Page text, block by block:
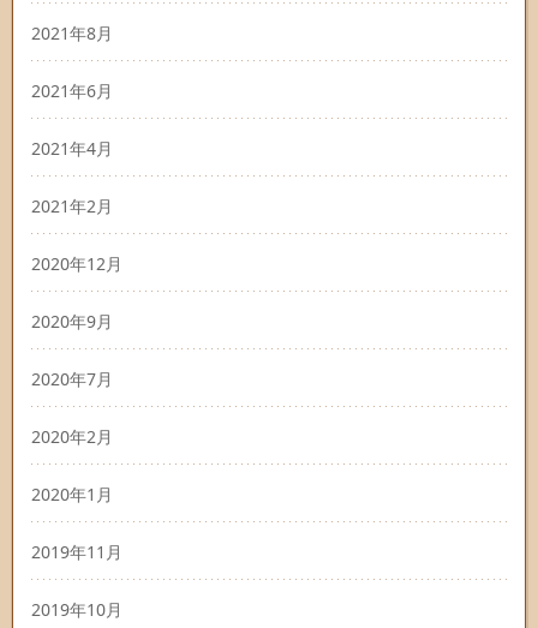
2021年8月
2021年6月
2021年4月
2021年2月
2020年12月
2020年9月
2020年7月
2020年2月
2020年1月
2019年11月
2019年10月